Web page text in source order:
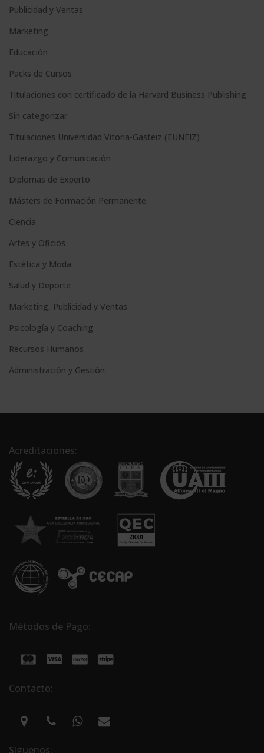
n
i
v
e
Publicidad y Ventas
Marketing
Educación
Packs de Cursos
Titulaciones con certificado de la Harvard Business Publishing
Sin categorizar
Titulaciones Universidad Vitoria-Gasteiz (EUNEIZ)
Liderazgo y Comunicación
Diplomas de Experto
Másters de Formación Permanente
Ciencia
Artes y Oficios
Estética y Moda
Salud y Deporte
Marketing, Publicidad y Ventas
Psicología y Coaching
Recursos Humanos
Administración y Gestión
Acreditaciones:
Métodos de Pago:
Contacto:
Síguenos: